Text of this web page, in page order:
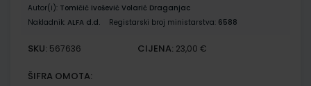
Autor(i): Tomičić Ivošević Volarić Draganjac
Nakladnik: ALFA d.d. Registarski broj ministarstva: 6588
SKU: 567636 CIJENA: 23,00 €
ŠIFRA OMOTA: